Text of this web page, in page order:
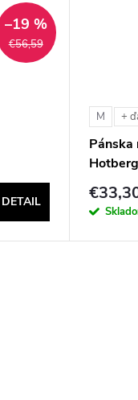
€56,59
–19 %
DETAIL
M +
Pánska